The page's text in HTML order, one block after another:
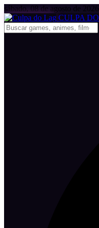
sábado, 08 de agosto de 2026
CULPA DO